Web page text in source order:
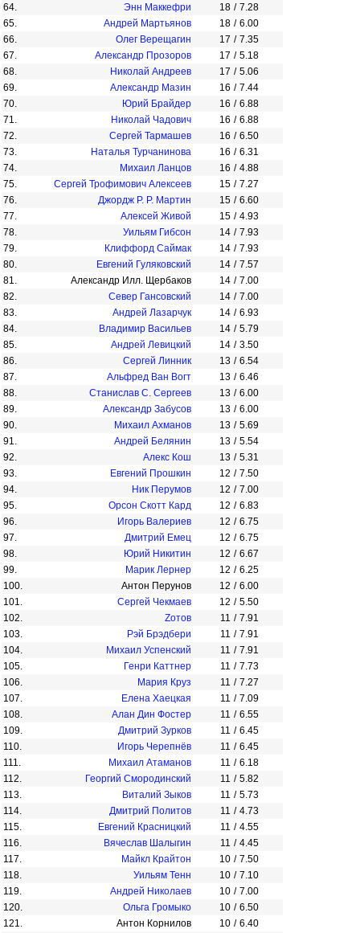
64.
Энн Маккефри 18 / 7.28
65.
Андрей Мартьянов 18 / 6.00
66.
Олег Верещагин 17 / 7.35
67.
Александр Прозоров 17 / 5.18
68.
Николай Андреев 17 / 5.06
69.
Александр Мазин 16 / 7.44
70.
Юрий Брайдер 16 / 6.88
71.
Николай Чадович 16 / 6.88
72.
Сергей Тармашев 16 / 6.50
73.
Наталья Турчанинова 16 / 6.31
74.
Михаил Ланцов 16 / 4.88
75.
Сергей Трофимович Алексеев 15 / 7.27
76.
Джордж Р. Р. Мартин 15 / 6.60
77.
Алексей Живой 15 / 4.93
78.
Уильям Гибсон 14 / 7.93
79.
Клиффорд Саймак 14 / 7.93
80.
Евгений Гуляковский 14 / 7.57
81.
Александр Илл. Щербаков 14 / 7.00
82.
Север Гансовский 14 / 7.00
83.
Андрей Лазарчук 14 / 6.93
84.
Владимир Васильев 14 / 5.79
85.
Андрей Левицкий 14 / 3.50
86.
Сергей Линник 13 / 6.54
87.
Альфред Ван Вогт 13 / 6.46
88.
Станислав С. Сергеев 13 / 6.00
89.
Александр Забусов 13 / 6.00
90.
Михаил Ахманов 13 / 5.69
91.
Андрей Белянин 13 / 5.54
92.
Алекс Кош 13 / 5.31
93.
Евгений Прошкин 12 / 7.50
94.
Ник Перумов 12 / 7.00
95.
Орсон Скотт Кард 12 / 6.83
96.
Игорь Валериев 12 / 6.75
97.
Дмитрий Емец 12 / 6.75
98.
Юрий Никитин 12 / 6.67
99.
Марик Лернер 12 / 6.25
100.
Антон Перунов 12 / 6.00
101.
Сергей Чекмаев 12 / 5.50
102.
Zотов 11 / 7.91
103.
Рэй Брэдбери 11 / 7.91
104.
Михаил Успенский 11 / 7.91
105.
Генри Каттнер 11 / 7.73
106.
Мария Круз 11 / 7.27
107.
Елена Хаецкая 11 / 7.09
108.
Алан Дин Фостер 11 / 6.55
109.
Дмитрий Зурков 11 / 6.45
110.
Игорь Черепнёв 11 / 6.45
111.
Михаил Атаманов 11 / 6.18
112.
Георгий Смородинский 11 / 5.82
113.
Виталий Зыков 11 / 5.73
114.
Дмитрий Политов 11 / 4.73
115.
Евгений Красницкий 11 / 4.55
116.
Вячеслав Шалыгин 11 / 4.45
117.
Майкл Крайтон 10 / 7.50
118.
Уильям Тенн 10 / 7.10
119.
Андрей Николаев 10 / 7.00
120.
Ольга Громыко 10 / 6.50
121.
Антон Корнилов 10 / 6.40